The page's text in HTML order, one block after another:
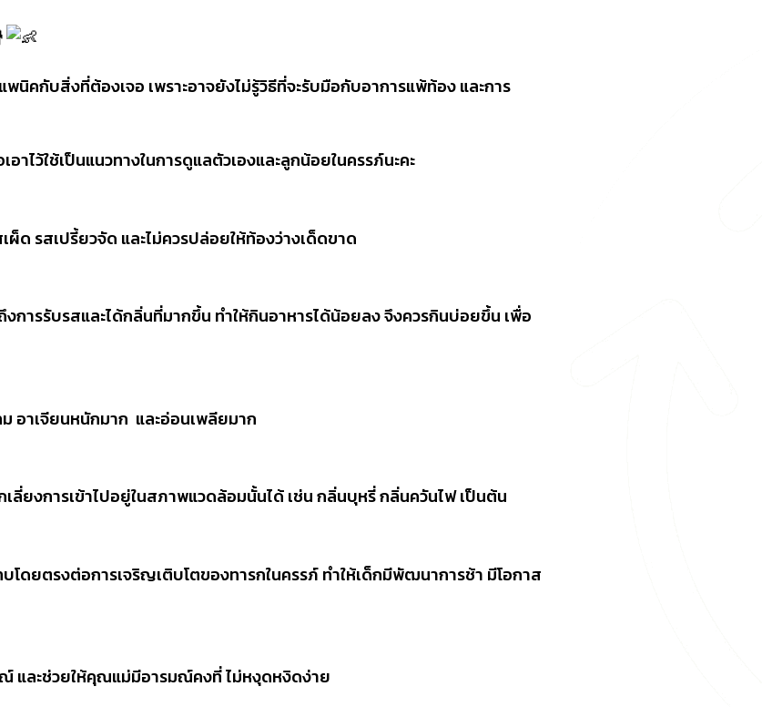
นิคกับสิ่งที่ต้องเจอ เพราะอาจยังไม่รู้วิธีที่จะรับมือกับอาการแพ้ท้อง และการ
ว้ใช้เป็นแนวทางในการดูแลตัวเองและลูกน้อยในครรภ์นะคะ
ด รสเปรี้ยวจัด และไม่ควรปล่อยให้ท้องว่างเด็ดขาด
การรับรสและได้กลิ่นที่มากขึ้น ทำให้กินอาหารได้น้อยลง จึงควรกินบ่อยขึ้น เพื่อ
อาเจียนหนักมาก ​ และอ่อนเพลียมาก
ยงการเข้าไปอยู่ในสภาพแวดล้อมนั้นได้ เช่น กลิ่นบุหรี่ กลิ่นควันไฟ เป็นต้น
โดยตรงต่อการเจริญเติบโตของทารกในครรภ์ ทำให้เด็กมีพัฒนาการช้า มีโอกาส
และช่วยให้คุณแม่มีอารมณ์คงที่ ไม่หงุดหงิดง่าย